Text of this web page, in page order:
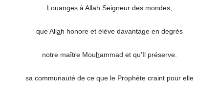
Louanges à Allah Seigneur des mondes,
que Allah honore et élève davantage en degrés
notre maître Mouhammad et qu’Il préserve.
sa communauté de ce que le Prophète craint pour elle